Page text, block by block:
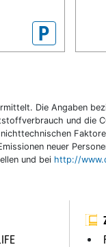
P
Die Angaben
und
neuer
und bei http://